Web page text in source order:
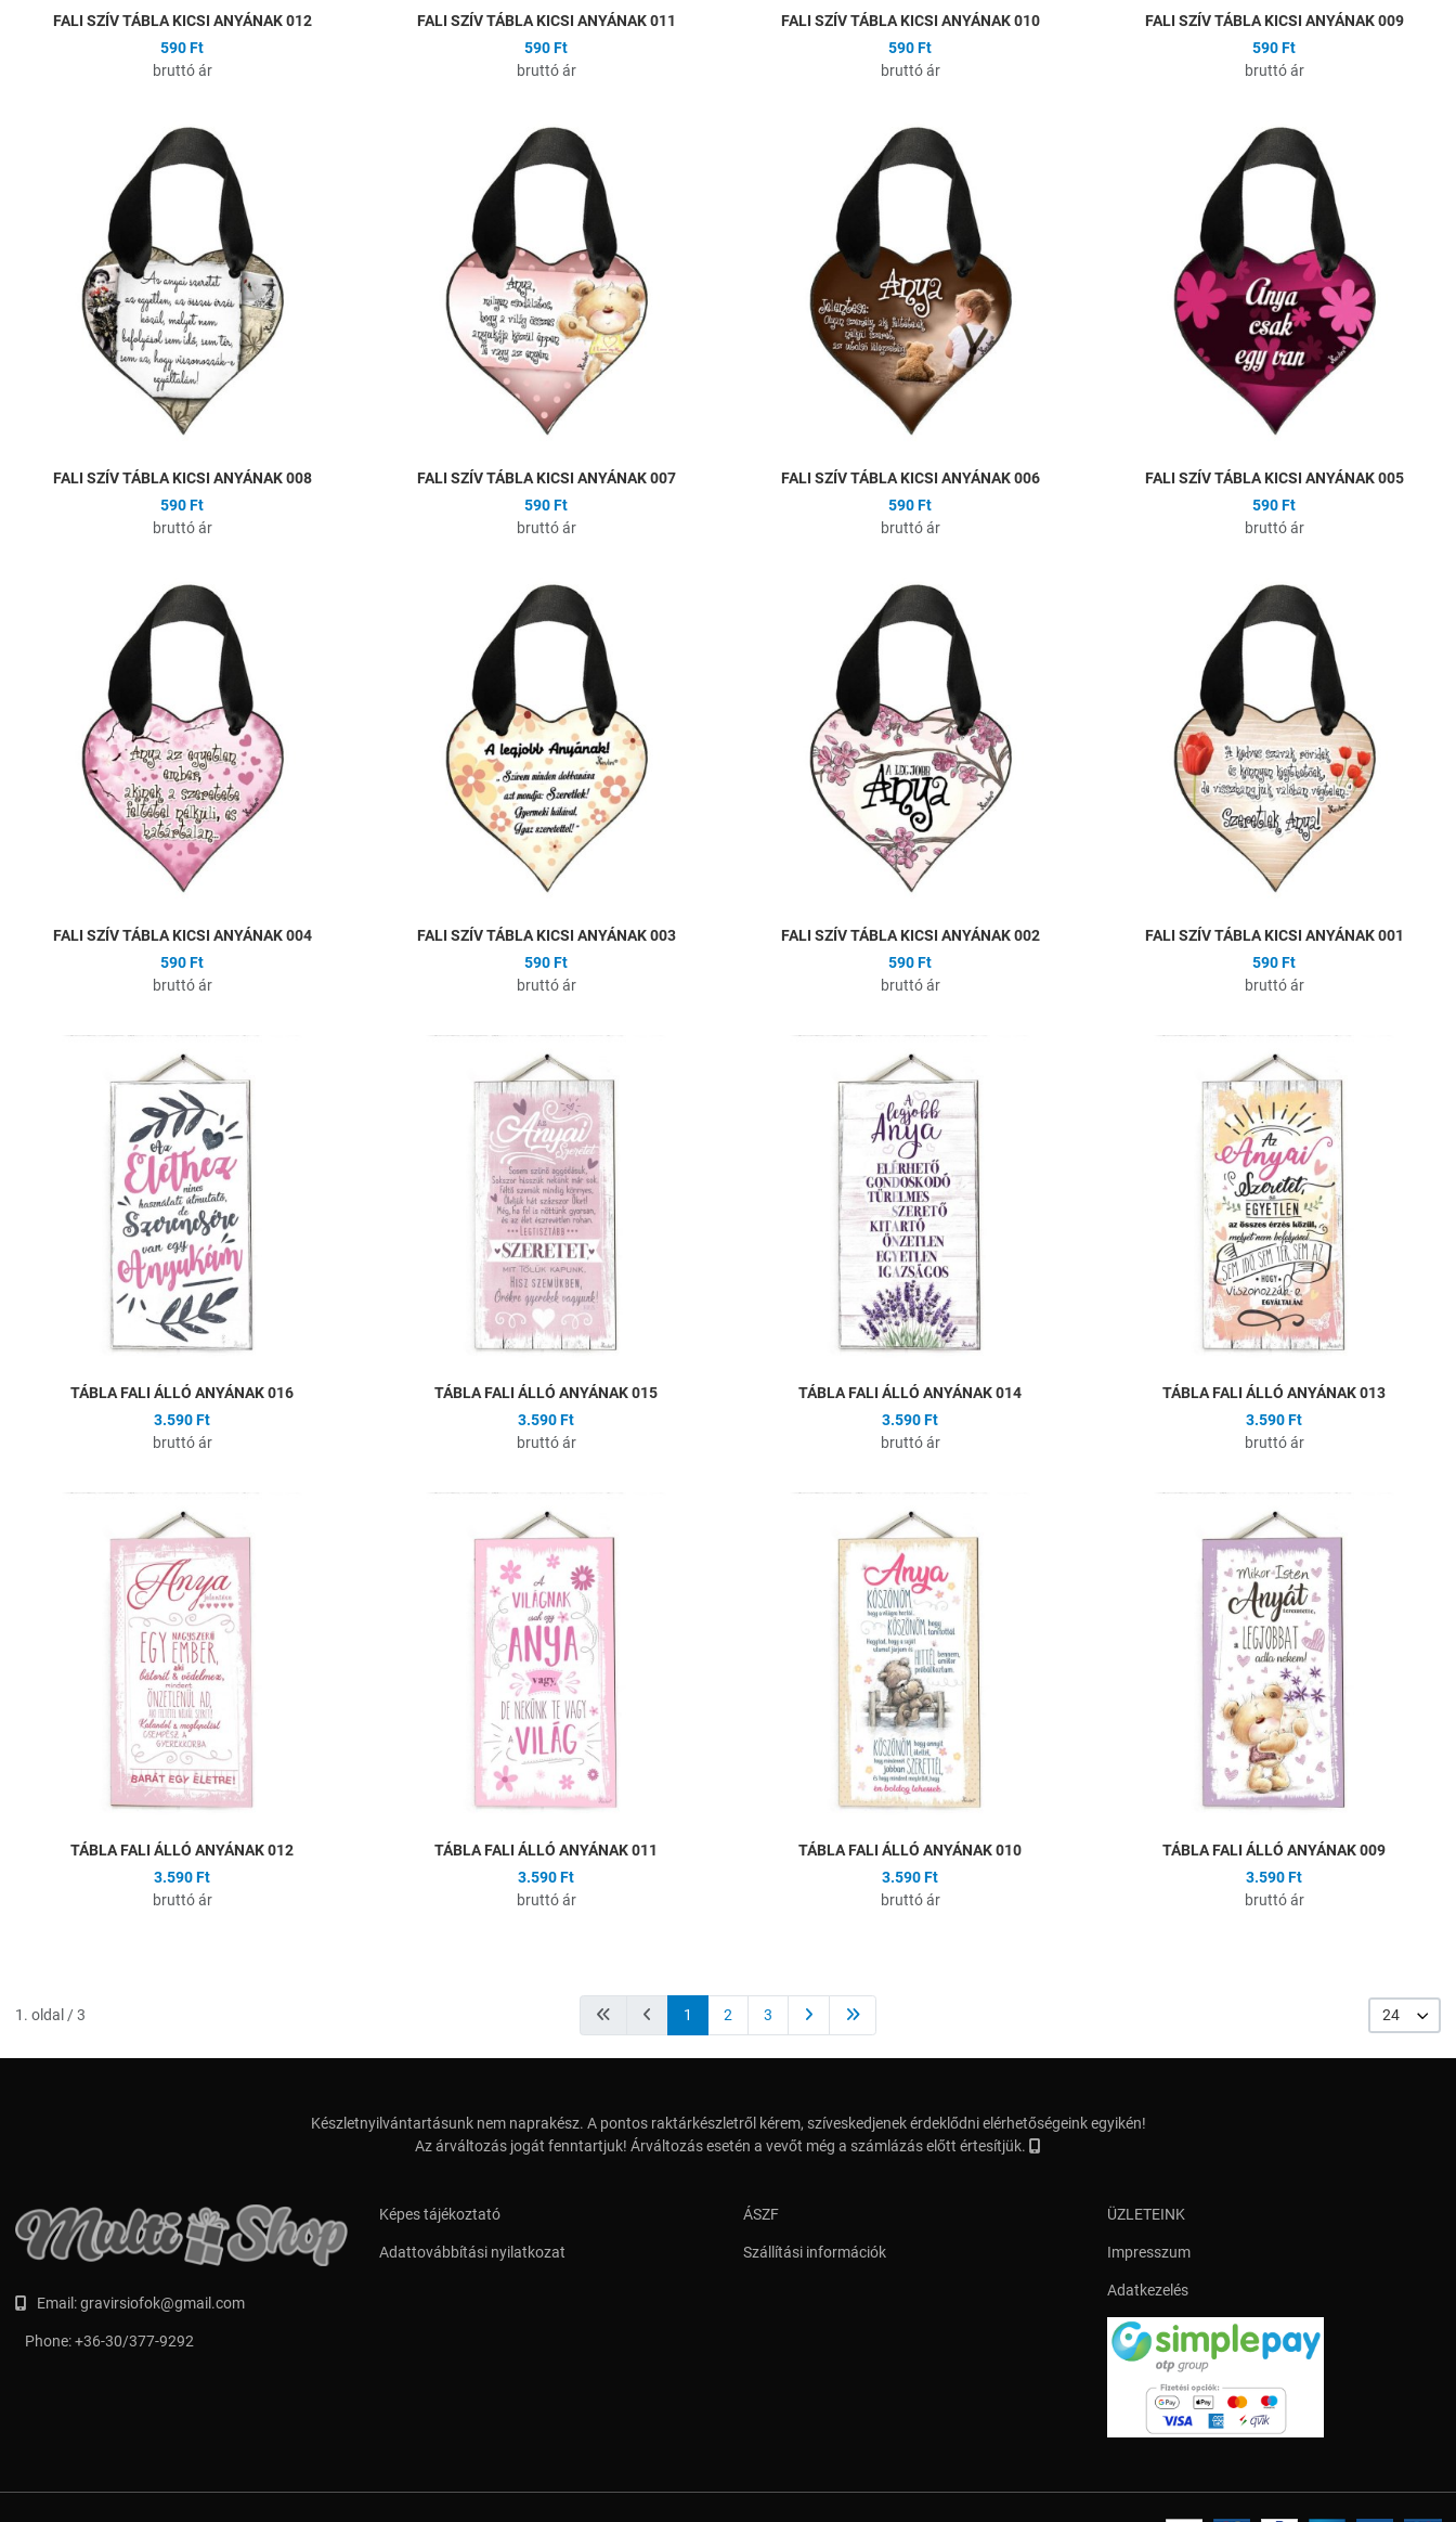
FALI SZÍV TÁBLA KICSI ANYÁNAK 012
590 Ft
bruttó ár
FALI SZÍV TÁBLA KICSI ANYÁNAK 011
590 Ft
bruttó ár
FALI SZÍV TÁBLA KICSI ANYÁNAK 010
590 Ft
bruttó ár
FALI SZÍV TÁBLA KICSI ANYÁNAK 009
590 Ft
bruttó ár
Hozzáadás a kívánságlistához
FALI SZÍV TÁBLA KICSI ANYÁNAK 008
590 Ft
bruttó ár
Hozzáadás a kívánságlistához
FALI SZÍV TÁBLA KICSI ANYÁNAK 007
590 Ft
bruttó ár
Hozzáadás a kívánságlistához
FALI SZÍV TÁBLA KICSI ANYÁNAK 006
590 Ft
bruttó ár
FALI SZÍV TÁBLA KICSI ANYÁNAK 005
590 Ft
bruttó ár
Hozzáadás a kívánságlistához
FALI SZÍV TÁBLA KICSI ANYÁNAK 004
590 Ft
bruttó ár
Hozzáadás a kívánságlistához
FALI SZÍV TÁBLA KICSI ANYÁNAK 003
590 Ft
bruttó ár
Hozzáadás a kívánságlistához
FALI SZÍV TÁBLA KICSI ANYÁNAK 002
590 Ft
bruttó ár
FALI SZÍV TÁBLA KICSI ANYÁNAK 001
590 Ft
bruttó ár
Hozzáadás a kívánságlistához
TÁBLA FALI ÁLLÓ ANYÁNAK 016
3.590 Ft
bruttó ár
Hozzáadás a kívánságlistához
TÁBLA FALI ÁLLÓ ANYÁNAK 015
3.590 Ft
bruttó ár
Hozzáadás a kívánságlistához
TÁBLA FALI ÁLLÓ ANYÁNAK 014
3.590 Ft
bruttó ár
TÁBLA FALI ÁLLÓ ANYÁNAK 013
3.590 Ft
bruttó ár
Hozzáadás a kívánságlistához
TÁBLA FALI ÁLLÓ ANYÁNAK 012
3.590 Ft
bruttó ár
Hozzáadás a kívánságlistához
TÁBLA FALI ÁLLÓ ANYÁNAK 011
3.590 Ft
bruttó ár
Hozzáadás a kívánságlistához
TÁBLA FALI ÁLLÓ ANYÁNAK 010
3.590 Ft
bruttó ár
TÁBLA FALI ÁLLÓ ANYÁNAK 009
3.590 Ft
bruttó ár
1. oldal / 3 1 2 3 24
Készletnyilvántartásunk nem naprakész. A pontos raktárkészletről kérem, szíveskedjenek érdeklődni elérhetőségeink egyikén!
Az árváltozás jogát fenntartjuk! Árváltozás esetén a vevőt még a számlázás előtt értesítjük.
Email:gravirsiofok@gmail.com
Phone:+36-30/377-9292
Képes tájékoztató
Adattovábbítási nyilatkozat
ÁSZF
Szállítási információk
ÜZLETEINK
Impresszum
Adatkezelés